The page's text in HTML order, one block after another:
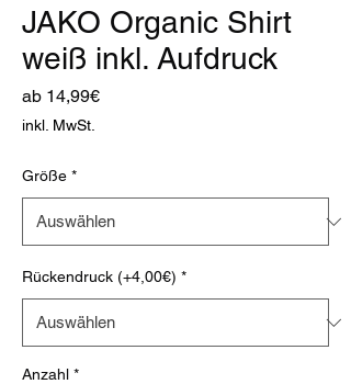
JAKO Organic Shirt
weiß inkl. Aufdruck
ab 14,99€Sale-
inkl. MwSt.
Größe *
Rückendruck (+4,00€) *
Anzahl *